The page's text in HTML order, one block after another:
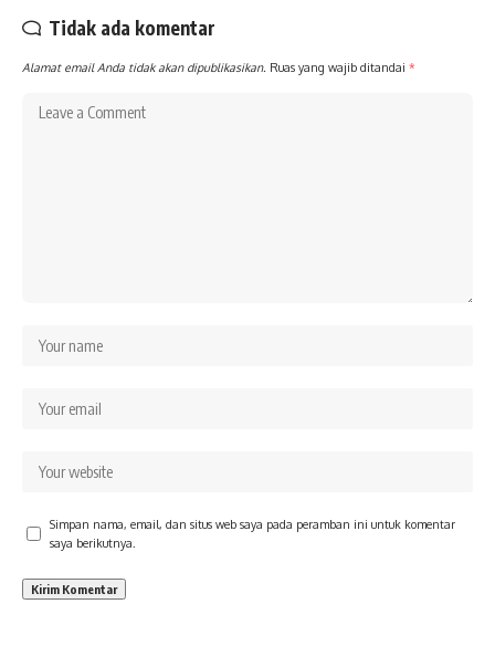
Tidak ada komentar
Alamat email Anda tidak akan dipublikasikan. Ruas yang wajib ditandai *
Simpan nama, email, dan situs web saya pada peramban ini untuk komentar
saya berikutnya.